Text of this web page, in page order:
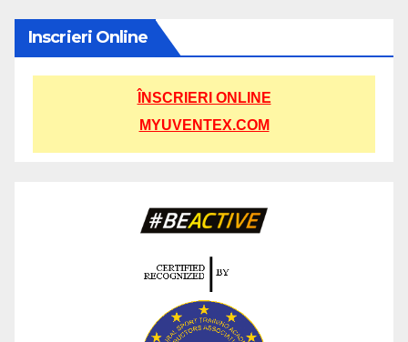
Inscrieri Online
ÎNSCRIERI ONLINE
MYUVENTEX.COM